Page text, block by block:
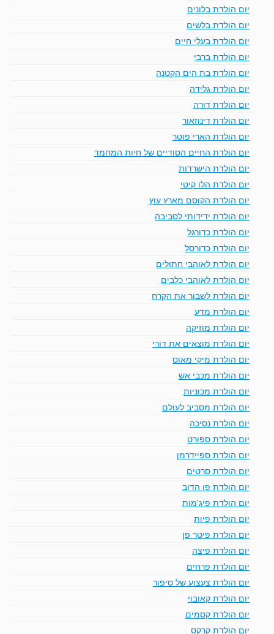
יום הולדת בלונים
יום הולדת בלשים
יום הולדת בעלי חיים
יום הולדת ברבי
יום הולדת בת הים הקטנה
יום הולדת גלידה
יום הולדת דורה
יום הולדת דינוזאור
יום הולדת הארי פוטר
יום הולדת החיים הסודיים של חיות המחמד
יום הולדת הישרדות
יום הולדת הלו קיטי
יום הולדת הקוסם מארץ עוץ
יום הולדת ידידותי לסביבה
יום הולדת כדורגל
יום הולדת כדורסל
יום הולדת לאוהבי חתולים
יום הולדת לאוהבי כלבים
יום הולדת לשבור את הקרח
יום הולדת מדע
יום הולדת מוזיקה
יום הולדת מוצאים את דורי
יום הולדת מיקי מאוס
יום הולדת מכבי אש
יום הולדת מכוניות
יום הולדת מסביב לעולם
יום הולדת נסיכה
יום הולדת ספורט
יום הולדת ספיידרמן
יום הולדת סרטים
יום הולדת פו הדוב
יום הולדת פיג'מות
יום הולדת פיות
יום הולדת פיטר פן
יום הולדת פיצה
יום הולדת פרחים
יום הולדת צעצוע של סיפור
יום הולדת קאובוי
יום הולדת קסמים
יום הולדת קרקס